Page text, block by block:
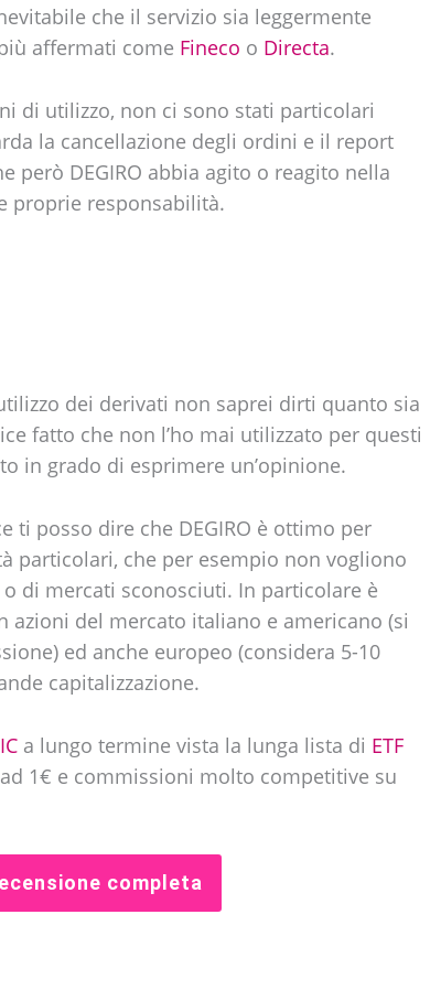
che il servizio sia leggermente
affermati come Fineco o Directa.
di utilizzo, non ci sono stati particolari
la cancellazione degli ordini e il report
però DEGIRO abbia agito o reagito nella
proprie responsabilità.
dei derivati non saprei dirti quanto sia
fatto che non l’ho mai utilizzato per questi
in grado di esprimere un’opinione.
ti posso dire che DEGIRO è ottimo per
particolari, che per esempio non vogliono
di mercati sconosciuti. In particolare è
del mercato italiano e americano (si
ed anche europeo (considera 5-10
capitalizzazione.
a lungo termine vista la lunga lista di ETF
1€ e commissioni molto competitive su
completa